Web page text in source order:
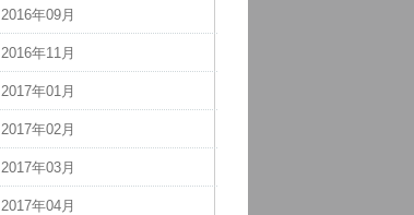
2016年09月
2016年11月
2017年01月
2017年02月
2017年03月
2017年04月